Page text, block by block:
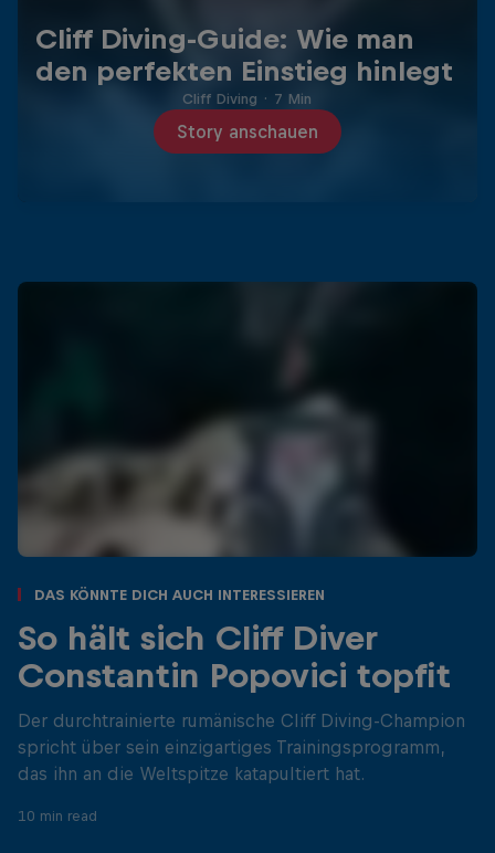
Cliff Diving-Guide: Wie man
den perfekten Einstieg hinlegt
Story anschauen
Cliff Diving · 7 Min
Das könnte dich auch interessieren
So hält sich Cliff Diver
Constantin Popovici topfit
Der durchtrainierte rumänische Cliff Diving-Champion
spricht über sein einzigartiges Trainingsprogramm,
das ihn an die Weltspitze katapultiert hat.
10 min read